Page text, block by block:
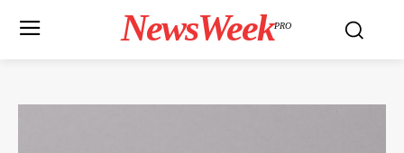
NewsWeekPRO